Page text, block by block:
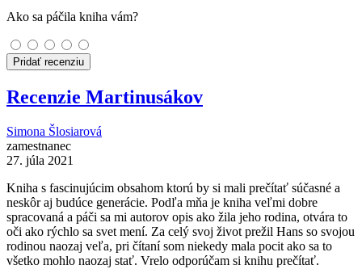
Ako sa páčila kniha vám?
Pridať recenziu
Recenzie Martinusákov
Simona Šlosiarová
zamestnanec
27. júla 2021
Kniha s fascinujúcim obsahom ktorú by si mali prečítať súčasné a
neskôr aj budúce generácie. Podľa mňa je kniha veľmi dobre
spracovaná a páči sa mi autorov opis ako žila jeho rodina, otvára to
oči ako rýchlo sa svet mení. Za celý svoj život prežil Hans so svojou
rodinou naozaj veľa, pri čítaní som niekedy mala pocit ako sa to
všetko mohlo naozaj stať. Vrelo odporúčam si knihu prečítať.